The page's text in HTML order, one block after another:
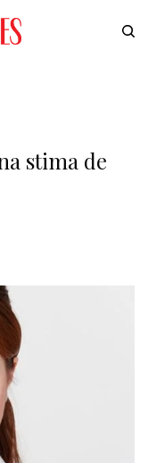
stima de